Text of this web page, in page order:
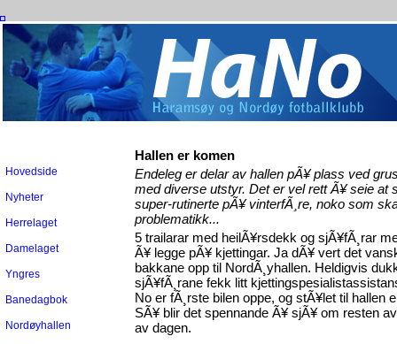
Hovedside
Nyheter
Herrelaget
Damelaget
Yngres
Banedagbok
Nordøyhallen
Hallen er komen
Endeleg er delar av hallen pÃ¥ plass ved
med diverse utstyr. Det er vel rett Ã¥ seie at
super-rutinerte pÃ¥ vinterfÃ¸re, noko som
problematikk...
5 trailarar med heilÃ¥rsdekk og sjÃ¥fÃ¸rar
Ã¥ legge pÃ¥ kjettingar. Ja dÃ¥ vert det
bakkane opp til NordÃ¸yhallen. Heldigvis
sjÃ¥fÃ¸rane fekk litt
No er fÃ¸rste bilen oppe, og stÃ¥let til hallen
SÃ¥ blir det spennande Ã¥ sjÃ¥ om resten
av dagen.